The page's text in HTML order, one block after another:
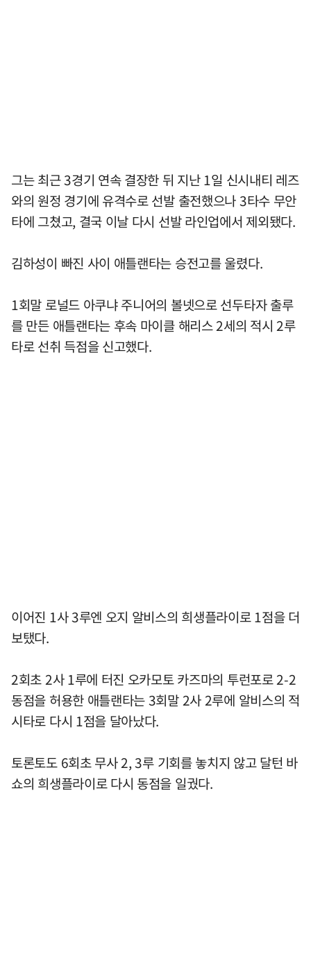
그는 최근 3경기 연속 결장한 뒤 지난 1일 신시내티 레즈
와의 원정 경기에 유격수로 선발 출전했으나 3타수 무안
타에 그쳤고, 결국 이날 다시 선발 라인업에서 제외됐다.
김하성이 빠진 사이 애틀랜타는 승전고를 울렸다.
1회말 로널드 아쿠냐 주니어의 볼넷으로 선두타자 출루
를 만든 애틀랜타는 후속 마이클 해리스 2세의 적시 2루
타로 선취 득점을 신고했다.
이어진 1사 3루엔 오지 알비스의 희생플라이로 1점을 더
보탰다.
2회초 2사 1루에 터진 오카모토 카즈마의 투런포로 2-2
동점을 허용한 애틀랜타는 3회말 2사 2루에 알비스의 적
시타로 다시 1점을 달아났다.
토론토도 6회초 무사 2, 3루 기회를 놓치지 않고 달턴 바
쇼의 희생플라이로 다시 동점을 일궜다.